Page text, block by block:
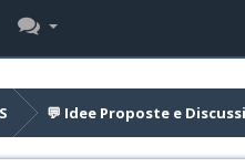
💬 Idee Proposte e